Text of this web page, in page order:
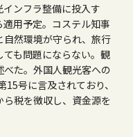
ンフラ整備に投入す
用予定。コステル知事
然環境が守られ、旅行
も問題にならない。観
た。外国人観光客への
号に言及されており、
税を徴収し、資金源を